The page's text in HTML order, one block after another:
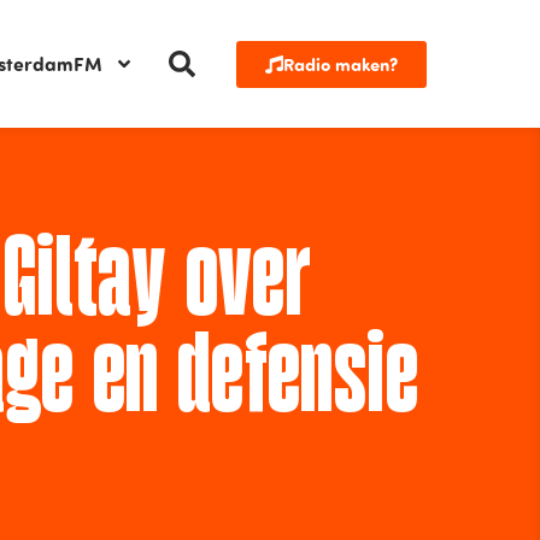
Radio maken?
over
en defensie